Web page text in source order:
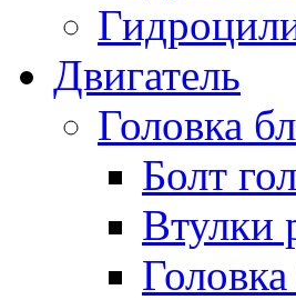
Двигатель
Головка
Болт
Втулки